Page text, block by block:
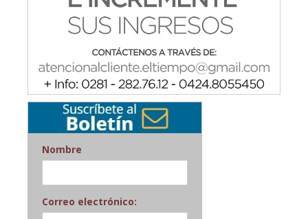
Nombre
Correo electrónico: